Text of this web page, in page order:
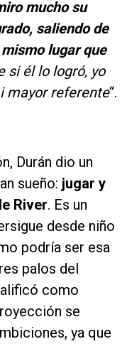
mucho su
saliendo de
lugar que
si él lo logró, yo
mayor referente“.
Durán dio un
sueño: jugar y
River. Es un
desde niño
podría ser esa
palos del
como
se
ya que